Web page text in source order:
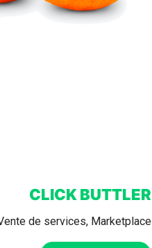
CLICK BUTTLER
de services, Marketplace